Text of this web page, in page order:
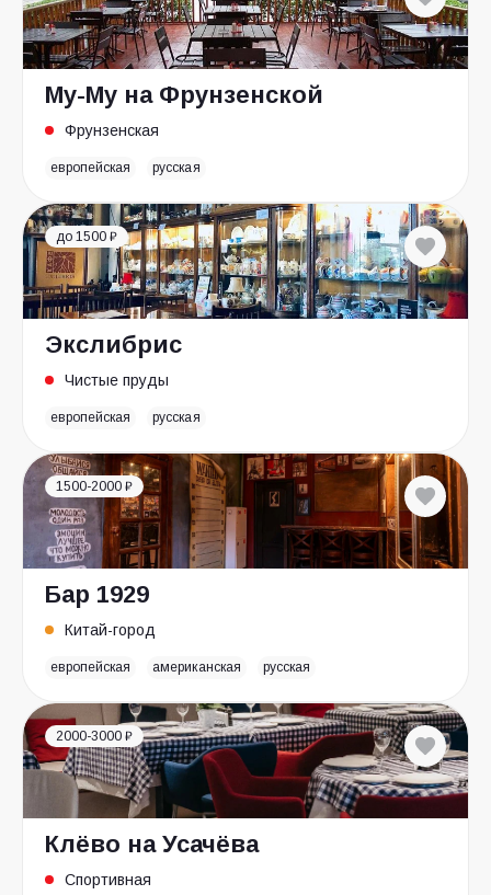
Му-Му на Фрунзенской
Фрунзенская
европейская русская
до 1500 ₽
Экслибрис
Чистые пруды
европейская русская
1500-2000 ₽
Бар 1929
Китай-город
европейская американская русская
2000-3000 ₽
Клёво на Усачёва
Спортивная